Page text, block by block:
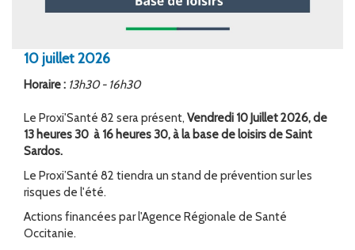
10 juillet2026
Horaire : 13h30 - 16h30
Le Proxi'Santé 82 sera présent, Vendredi 10 Juillet2026,de
13 heures 30 à 16 heures 30, à la base de loisirs de Saint
Sardos.
Le Proxi’Santé 82 tiendra un stand de prévention sur les
risques de l'été.
Actions financées par l'Agence Régionale de Santé
Occitanie.